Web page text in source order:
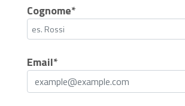
Cognome*
Email*